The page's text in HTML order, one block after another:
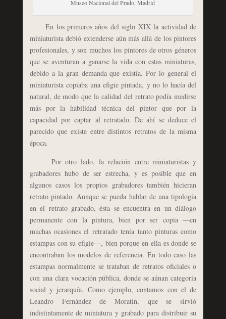
Museo Nacional del Prado, Madrid
En los primeros años del siglo XIX la actividad de
miniaturista debió extenderse aún más allá de los pintores
profesionales, y son muchos los pintores de otros géneros
que se aventuran a ganarse la vida con estas miniaturas,
debido a la gran demanda que existía. Por lo general el
miniaturista copiaba una efigie pintada, y no lo hacía del
natural, de modo que la calidad del retrato podía medirse
más por la habilidad técnica del pintor que por la
capacidad por captar al retratado. De ahí se deduce el
parecido que existe entre distintos retratos de la misma
época.
Por otro lado, la relación entre miniaturistas y
grabadores hubo de ser estrecha, y es posible que en
algunos casos los propios grabadores también hicieran
retrato pintado. Aunque se pueda hablar de una tipología
en el retrato grabado, ésta se encuentra en un diálogo
permanente con la pintura, bien por ser copia —en
muchas ocasiones el retratado tenía tanto pinturas como
estampas con su efigie—, bien porque en ella es donde se
encontraban los modelos de referencia. En todo caso las
estampas normalmente se trataban de retratos oficiales o
con una clara vocación pública, donde se aúnan categoría
social y jerarquía. Como ejemplo, contamos con el de
Leandro Fernández de Moratín, que se sirvió
indistintamente de miniatura y grabado para distribuir su